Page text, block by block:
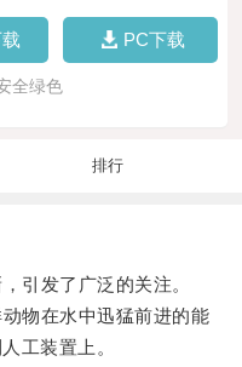
PC下载
全绿色
排行
发了广泛的关注。
物在水中迅猛前进的能
工装置上。